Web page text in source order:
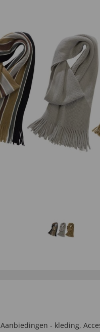
Aanbiedingen - kleding,